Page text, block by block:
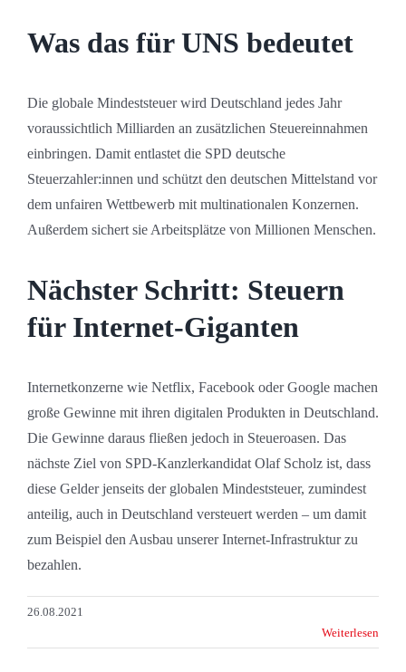
Was das für UNS bedeutet
Die globale Mindeststeuer wird Deutschland jedes Jahr
voraussichtlich Milliarden an zusätzlichen Steuereinnahmen
einbringen. Damit entlastet die SPD deutsche
Steuerzahler:innen und schützt den deutschen Mittelstand vor
dem unfairen Wettbewerb mit multinationalen Konzernen.
Außerdem sichert sie Arbeitsplätze von Millionen Menschen.
Nächster Schritt: Steuern
für Internet-Giganten
Internetkonzerne wie Netflix, Facebook oder Google machen
große Gewinne mit ihren digitalen Produkten in Deutschland.
Die Gewinne daraus fließen jedoch in Steueroasen. Das
nächste Ziel von SPD-Kanzlerkandidat Olaf Scholz ist, dass
diese Gelder jenseits der globalen Mindeststeuer, zumindest
anteilig, auch in Deutschland versteuert werden – um damit
zum Beispiel den Ausbau unserer Internet-Infrastruktur zu
bezahlen.
26.08.2021
Weiterlesen